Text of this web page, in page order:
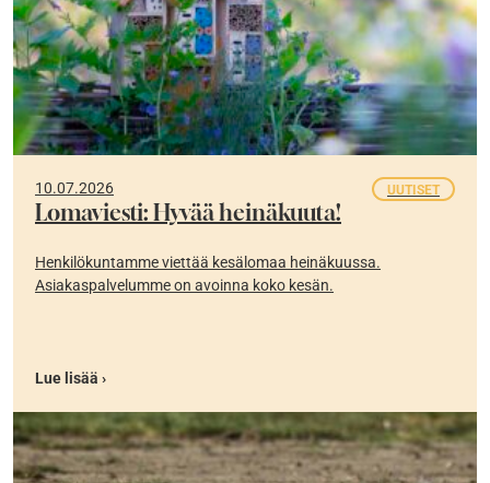
10.07.2026 UUTISET
Lomaviesti: Hyvää heinäkuuta!
Henkilökuntamme viettää kesälomaa heinäkuussa.
Asiakaspalvelumme on avoinna koko kesän.
Lue lisää ›